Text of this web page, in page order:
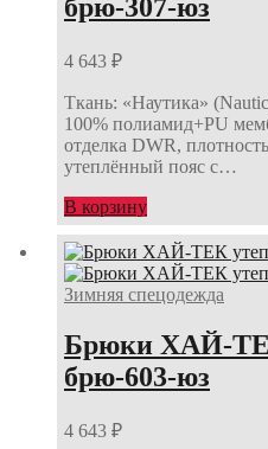
брю-307-юз
4 643 ₽
Ткань: «Наутика»
100% полиамид+PU
отделка DWR,
утеплённый пояс с…
В корзину
Зимняя спецодежда
Брюки ХАЙ-
брю-603-юз
4 643 ₽